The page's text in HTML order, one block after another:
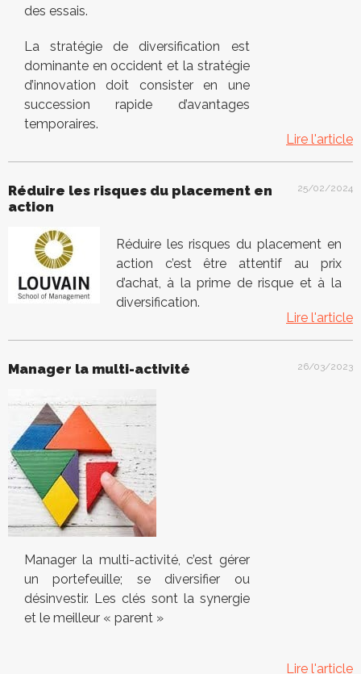
des essais.
La stratégie de diversification est
dominante en occident et la stratégie
d’innovation doit consister en une
succession rapide d’avantages
temporaires.
Lire l'article
Réduire les risques du placement en
action
25/02/2024
Réduire les risques du placement en
action c’est être attentif au prix
d’achat, à la prime de risque et à la
diversification.
Lire l'article
Manager la multi-activité 26/03/2023
Manager la multi-activité, c’est gérer
un portefeuille; se diversifier ou
désinvestir. Les clés sont la synergie
et le meilleur « parent »
Lire l'article